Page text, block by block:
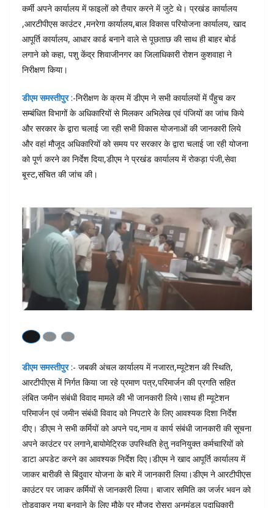
कर्मी अपने कार्यालय में फाइलों को तैयार करने में जुटे थे। प्रखंड कार्यालय
,आरटीपीएस काउंटर ,मनरेगा कार्यालय,बाल विकास परियोजना कार्यालय, खाद
आपूर्ति कार्यालय, आधार कार्ड बनाने वाले से पूछताछ की साथ ही बाहर बोर्ड
लगाने को कहा, पशु केंद्र शिवाजीनगर का जिलाधिकारी रोशन कुशवाहा ने
निरीक्षण किया।
डीएम समस्तीपुर :-निरीक्षण के क्रम में डीएम ने सभी कार्यालयों में पँहुच कर
सम्बंधित विभागों के अधिकारियों से मिलकर अभिलेख एवं पंजियों का जांच किये
और सरकार के द्वारा चलाई जा रही सभी विकास योजनाओं की जानकारी लिये
और वहां मौजूद अधिकारियों को समय पर सरकार के द्वारा चलाई जा रही योजना
को पूर्ण करने का निर्देश दिया,डीएम ने प्रखंड कार्यालय में रोकड़ा पंजी,सेवा
बूस्ट,संचित की जांच की।
डीएम समस्तीपुर:- जबकी अंचल कार्यालय में नजारत,म्यूटेशन की स्थिति,
आरटीपीएस में निर्गत किया जा रहे प्रमाण पत्र,परिमार्जन की प्रगति सहित
लंबित जमीन संबंधी विवाद मामले की भी जानकारी लिये।साथ ही म्यूटेशन
परिमार्जन एवं जमीन संबंधी विवाद को निपटारे के लिए आवश्यक दिशा निर्देश
दीए। डीएम ने सभी कर्मियों को अपने पद,नाम व कार्य संबंधी जानकारी की सूचना
अपने काउंटर पर लगाने,बायोमेट्रिक उपस्थिति हेतु नवनियुक्त कर्मचारियों को
डाटा अपडेट करने का आवश्यक निर्देश दिए।डीएम ने खाद आपूर्ति कार्यालय में
जाकर बारीकी से बिंदुवार योजना के बारे में जानकारी लिया।डीएम ने आरटीपीएस
काउंटर पर जाकर कर्मियों से जानकारी लिया। बाजार समिति का जर्जर भवन को
तोड़वाकर नया बनवाने के लिए मौके पर मौजूद रोसरा अनुमंडल पदाधिकारी